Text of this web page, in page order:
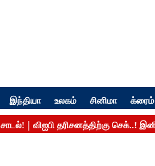
இந்தியா உலகம் சினிமா க்ரைம்